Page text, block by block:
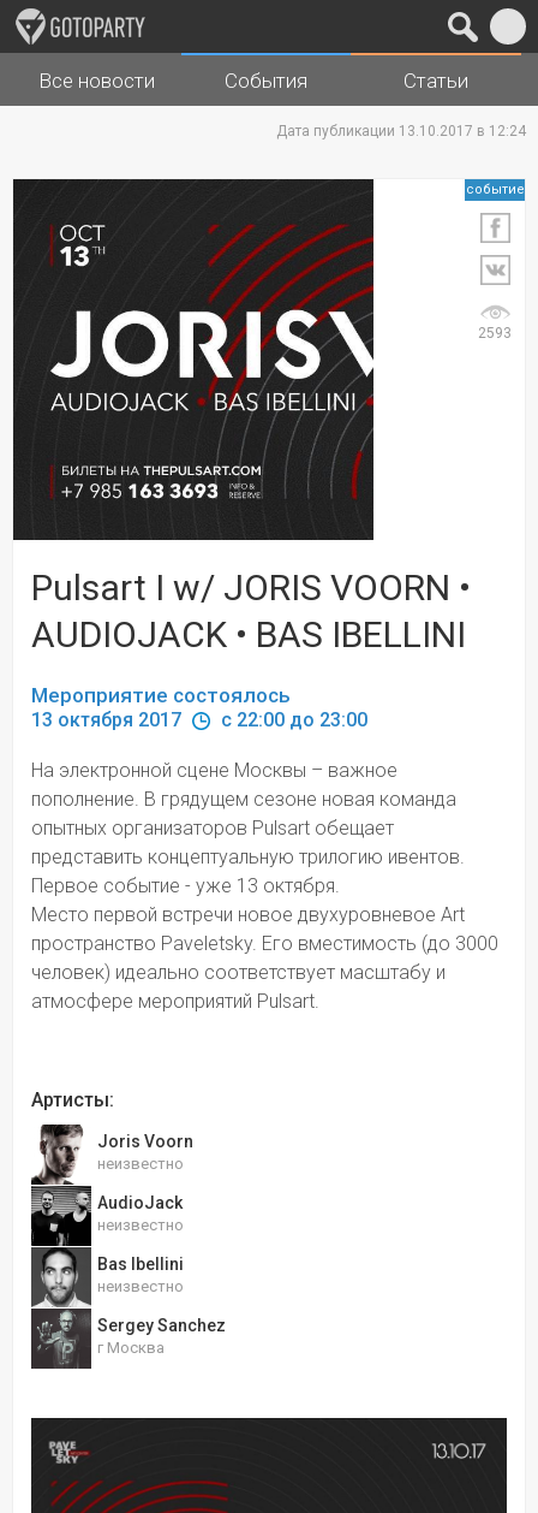
Города Музыка
Все новости События Статьи
Дата публикации 13.10.2017 в 12:24
событие
2593
Pulsart I w/ JORIS VOORN •
AUDIOJACK • BAS IBELLINI
Мероприятие состоялось
13 октября 2017 c 22:00 до 23:00
На электронной сцене Москвы – важное
пополнение. В грядущем сезоне новая команда
опытных организаторов Pulsart обещает
представить концептуальную трилогию ивентов.
Первое событие - уже 13 октября.
Место первой встречи новое двухуровневое Art
пространство Paveletsky. Его вместимость (до 3000
человек) идеально соответствует масштабу и
атмосфере мероприятий Pulsart.
Артисты:
Joris Voorn
неизвестно
AudioJack
неизвестно
Bas Ibellini
неизвестно
Sergey Sanchez
г Москва